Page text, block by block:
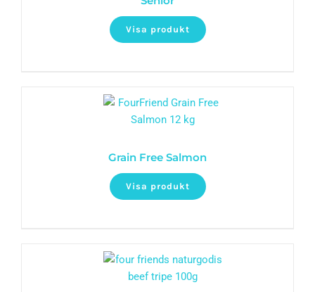
Visa produkt
Grain Free Salmon
Visa produkt